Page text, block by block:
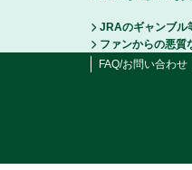
JRAのギャンブル
ファンからの悪質
FAQ/お問い合わせ